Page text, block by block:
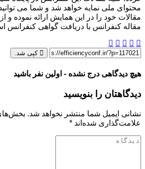
محتوای ملی نمایه خواهد شد و شما می
مقالات خود را در این همایش ارائه نموده و
مقاله کنفرانس با دریافت گواهی کنفرانس
کپی شد.
هیچ دیدگاهی درج نشده - اولین نفر باشید
دیدگاهتان را بنویسید
نشانی ایمیل شما منتشر نخواهد شد.
علامت‌گذاری شده‌اند *